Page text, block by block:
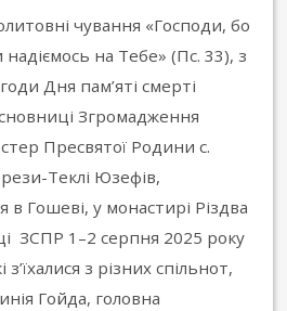
чування «Господи, бо
надіємось на Тебе» (Пс. 33), з
Дня пам’яті смерті
Згромадження
Пресвятої Родини с.
Теклі Юзефів,
в Гошеві, у монастирі Різдва
ЗСПР 1–2 серпня 2025 року
з різних спільнот,
Гойда, головна